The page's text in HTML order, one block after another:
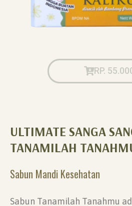
RP.
ULTIMATE SANGA
TANAMILAH
Sabun Mandi Kesehatan
Sabun Tanamilah Tanahmu